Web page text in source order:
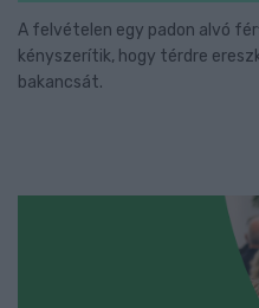
A felvételen egy padon alvó
kényszerítik, hogy térdre
bakancsát.